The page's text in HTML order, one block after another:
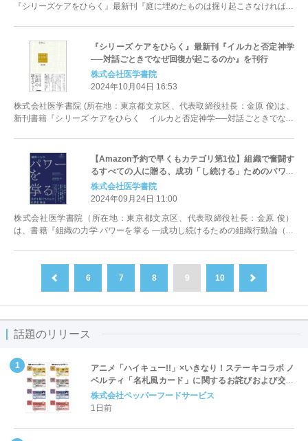
『シリーズケアをひらく』最新刊『庭に埋めたものは掘り起こさなければな
『シリーズ ケアをひらく』最新刊『イルカと否定神学
──対話ごときでなぜ回復が起こるのか』を刊行
株式会社医学書院
2024年10月04日 16:53
株式会社医学書院 (所在地：東京都文京区、代表取締役社長：金原 俊)は、
新刊書籍『シリーズ ケアをひらく イルカと否定神学──対話ごときでなぜ
【Amazon予約で早くもカテゴリ第1位】組織で奮闘す
るすべての人に贈る、成功「し続ける」ためのパワー
と影響力の要諦書 『パワーを掌る』10/1発売！
株式会社医学書院
2024年09月24日 11:00
株式会社医学書院（所在地：東京都文京区、代表取締役社長：金原 俊）
は、書籍『組織の力学 パワーを掌る ―成功し続けるための組織行動論（看
6 7 8 9 10
話題のリリース
アニメ「ハイキュー!!」×いきなり！ステーキコラボ ノ
ベルティ「名札風カード」に関するお詫びおよび交換
対応についてのご案内
株式会社ペッパーフードサービス
1日前